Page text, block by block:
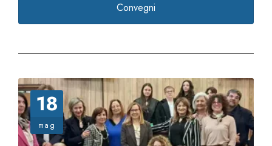
Convegni
18
mag